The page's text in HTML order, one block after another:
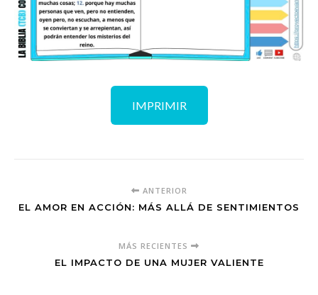
IMPRIMIR
ANTERIOR
EL AMOR EN ACCIÓN: MÁS ALLÁ DE SENTIMIENTOS
MÁS RECIENTES
EL IMPACTO DE UNA MUJER VALIENTE